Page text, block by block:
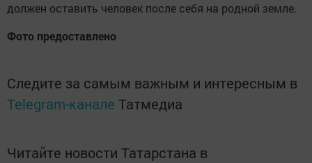
должен оставить человек после себя на родной земле.
Фото предоставлено
Следите за самым важным и интересным в
Telegram-канале Татмедиа
Читайте новости Татарстана в